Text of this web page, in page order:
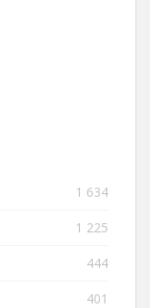
1 634
1 225
444
401